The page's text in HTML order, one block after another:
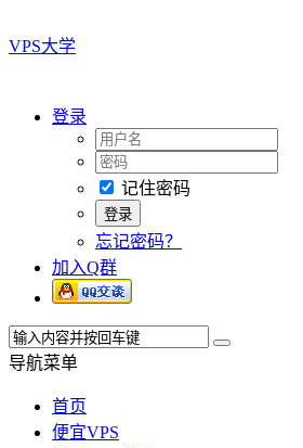
VPS大学
登录
记住密码
忘记密码？
加入Q群
导航菜单
首页
便宜VPS